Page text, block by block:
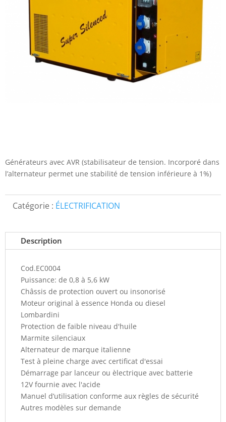
Générateurs avec AVR (stabilisateur de tension. Incorporé dans
l’alternateur permet une stabilité de tension inférieure à 1%)
Catégorie : ÉLECTRIFICATION
Description
Cod.EC0004
Puissance: de 0,8 à 5,6 kW
Châssis de protection ouvert ou insonorisé
Moteur original à essence Honda ou diesel
Lombardini
Protection de faible niveau d'huile
Marmite silenciaux
Alternateur de marque italienne
Test à pleine charge avec certificat d'essai
Démarrage par lanceur ou èlectrique avec batterie
12V fournie avec l'acide
Manuel d’utilisation conforme aux règles de sécurité
Autres modèles sur demande